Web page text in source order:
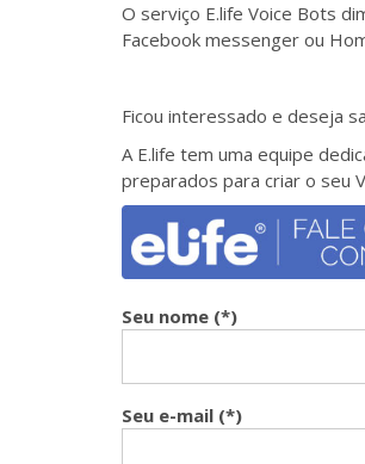
O serviço E.life Voice Bots
Facebook messenger ou
Ficou interessado e deseja
A E.life tem uma equipe
preparados para criar o seu
Seu nome (*)
Seu e-mail (*)